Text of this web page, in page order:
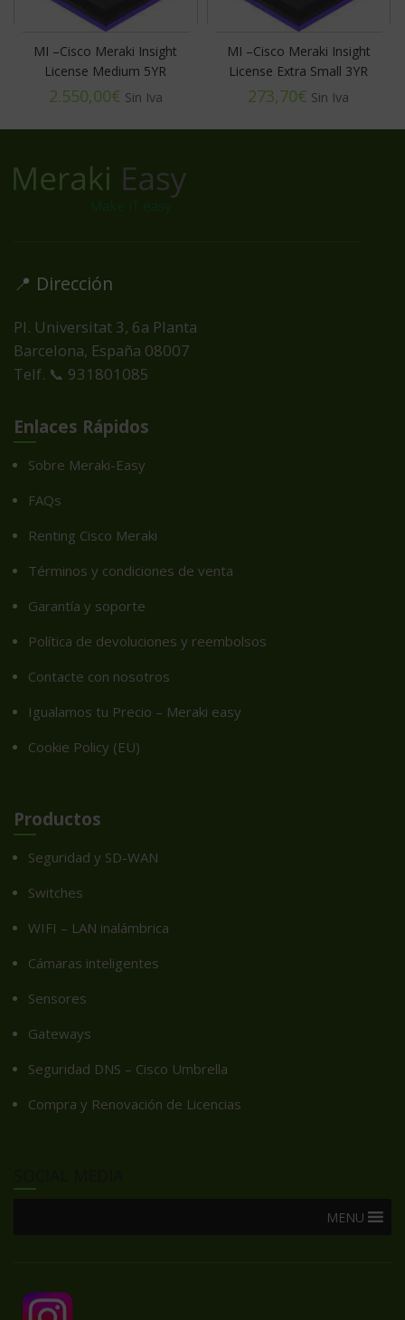
MI –Cisco Meraki Insight
License Medium 5YR
€
MI –Cisco Meraki Insight
License Extra Small 3YR
€
📍 Dirección
Pl. Universitat 3, 6a Planta
Barcelona, España 08007
Telf. 📞 931801085
Enlaces Rápidos
Sobre Meraki-Easy
FAQs
Renting Cisco Meraki
Términos y condiciones de venta
Garantía y soporte
Política de devoluciones y reembolsos
Contacte con nosotros
Igualamos tu Precio – Meraki easy
Cookie Policy (EU)
Productos
Seguridad y SD-WAN
Switches
WIFI – LAN inalámbrica
Cámaras inteligentes
Sensores
Gateways
Seguridad DNS – Cisco Umbrella
Compra y Renovación de Licencias
MENU